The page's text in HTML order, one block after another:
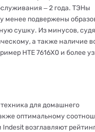
‒ 2 года. ТЭНы
менее подвержены
сушку. Из минусов,
а также наличие
HTE 7616X0 и более
для домашнего
оптимальному
возглавляют